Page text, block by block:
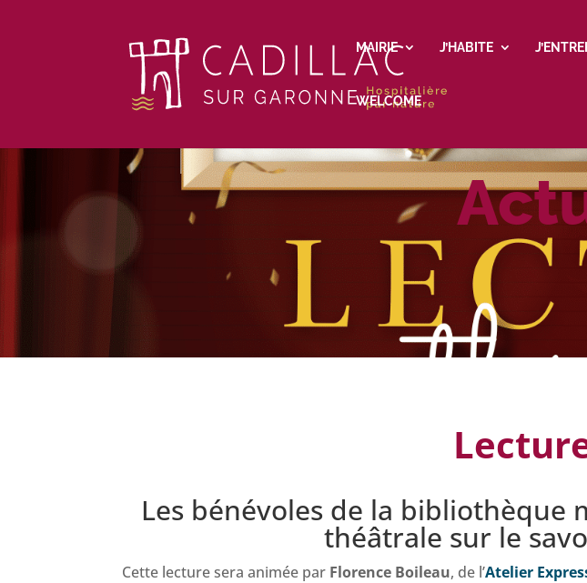
MAIRIE J’HABITE
WELCOME
Les bénévoles de la
théâtrale sur le
Cette lecture sera animée par Florence Boileau, de l’Atelier